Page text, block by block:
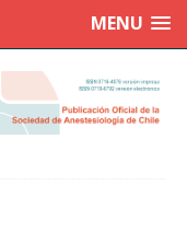
MENU